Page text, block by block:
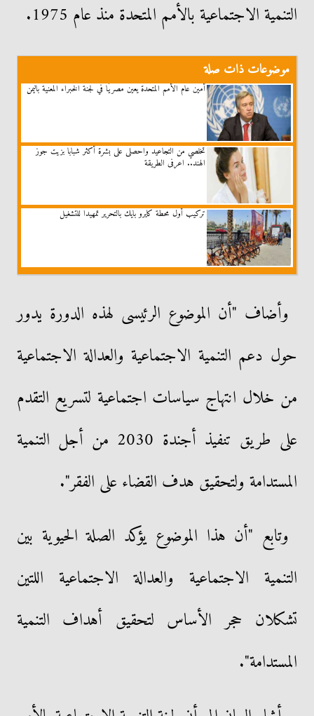
التنمية الاجتماعية بالأمم المتحدة منذ عام 1975.
موضوعات ذات صلة
أمين عام الأمم المتحدة يعين مصريًا في لجنة الخبراء المعنية باليمن
تخلصي من التجاعيد واحصلى على بشرة أكثر شبابا بزيت جوز
الهند.. اعرفى الطريقة
تركيب أول محطة كايرو بايك بالتحرير تمهيدا للتشغيل
وأضاف "أن الموضوع الرئيسى لهذه الدورة يدور
حول دعم التنمية الاجتماعية والعدالة الاجتماعية
من خلال انتهاج سياسات اجتماعية لتسريع التقدم
على طريق تنفيذ أجندة 2030 من أجل التنمية
المستدامة ولتحقيق هدف القضاء على الفقر".
وتابع "أن هذا الموضوع يؤكد الصلة الحيوية بين
التنمية الاجتماعية والعدالة الاجتماعية اللتين
تشكلان حجر الأساس لتحقيق أهداف التنمية
المستدامة".